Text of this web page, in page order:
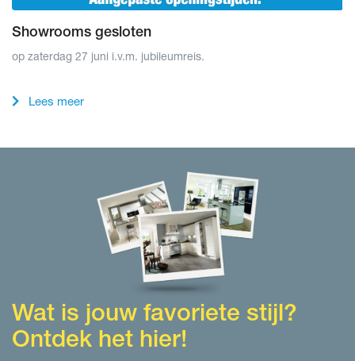
Showrooms gesloten
op zaterdag 27 juni i.v.m. jubileumreis.
Lees meer
Wat is jouw favoriete stijl?
Ontdek het hier!